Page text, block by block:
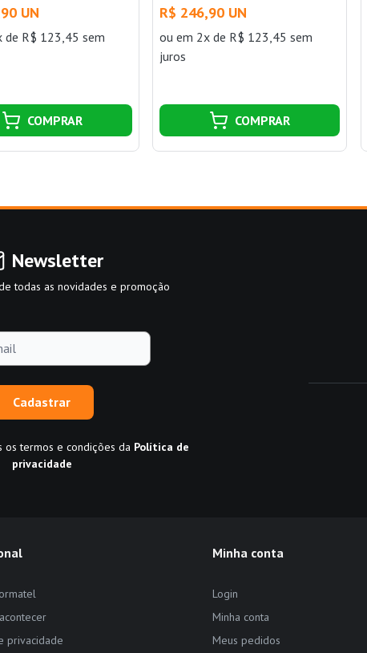
UN
de R$ 123,45 sem
COMPRAR
R$ 246,90 UN
ouem 2x de R$ 123,45 sem
juros
COMPRAR
Newsletter
todas as novidades e promoção
Cadastrar
os termos e condições da Política de
privacidade
privacidade
Minha conta
Login
Minha conta
Meus pedidos